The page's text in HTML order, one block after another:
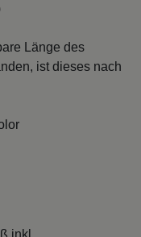
Länge des
ist dieses nach
inkl.